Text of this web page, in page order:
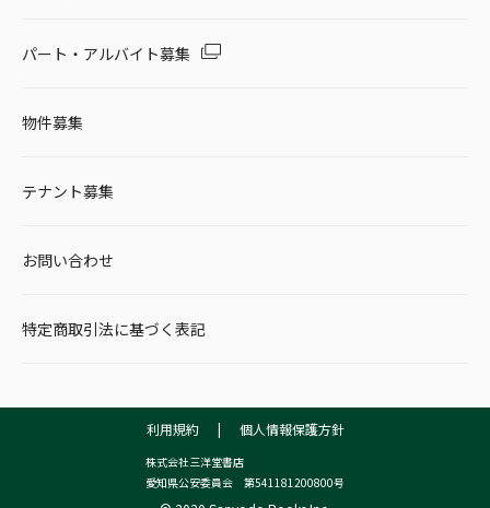
パート・アルバイト募集
物件募集
テナント募集
お問い合わせ
特定商取引法に基づく表記
利用規約 | 個人情報保護方針
株式会社三洋堂書店
愛知県公安委員会 第541181200800号